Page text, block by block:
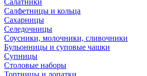
Салатники
Салфетницы и кольца
Сахарницы
Селедочницы
Соусники, молочники, сливочники
Бульонницы и суповые чашки
Супницы
Столовые наборы